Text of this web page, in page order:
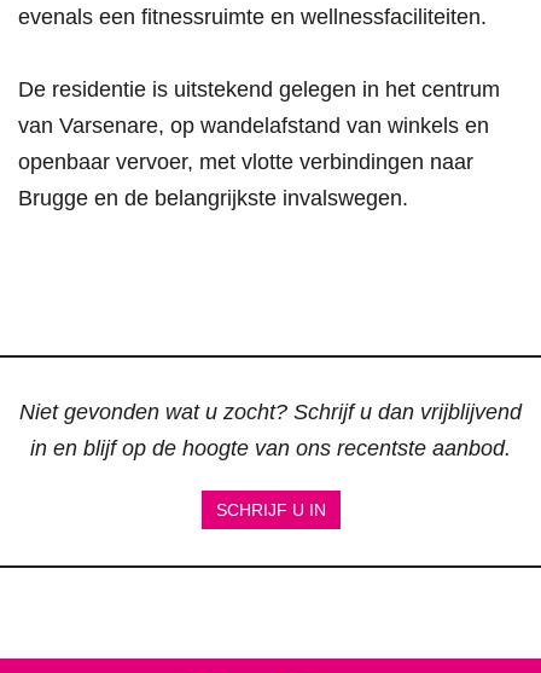
evenals een fitnessruimte en wellnessfaciliteiten.
De residentie is uitstekend gelegen in het centrum
van Varsenare, op wandelafstand van winkels en
openbaar vervoer, met vlotte verbindingen naar
Brugge en de belangrijkste invalswegen.
Niet gevonden wat u zocht? Schrijf u dan vrijblijvend
in en blijf op de hoogte van ons recentste aanbod.
SCHRIJF U IN